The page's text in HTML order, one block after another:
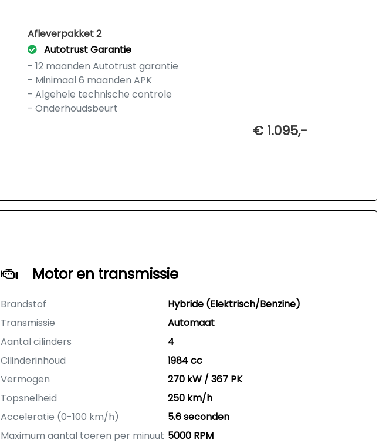
Afleverpakket 2
Autotrust Garantie
- 12 maanden Autotrust garantie
- Minimaal 6 maanden APK
- Algehele technische controle
- Onderhoudsbeurt
€ 1.095,-
Motor en transmissie
Brandstof
Hybride (Elektrisch/Benzine)
Transmissie
Automaat
Aantal cilinders
4
Cilinderinhoud
1984 cc
Vermogen
270 kW / 367 PK
Topsnelheid
250 km/h
Acceleratie (0-100 km/h)
5.6 seconden
Maximum aantal toeren per minuut 5000 RPM